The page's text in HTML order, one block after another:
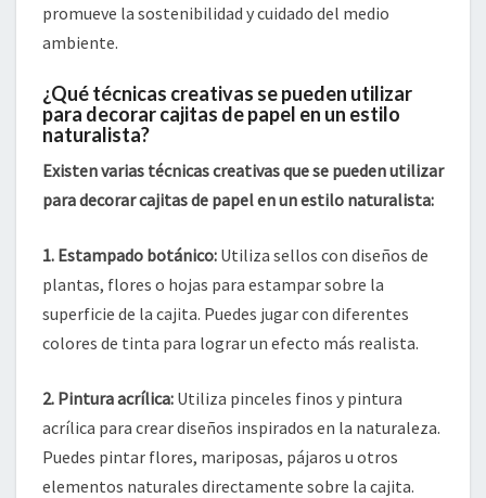
promueve la sostenibilidad y cuidado del medio
ambiente.
¿Qué técnicas creativas se pueden utilizar
para decorar cajitas de papel en un estilo
naturalista?
Existen varias técnicas creativas que se pueden utilizar
para decorar cajitas de papel en un estilo naturalista:
1. Estampado botánico: Utiliza sellos con diseños de
plantas, flores o hojas para estampar sobre la
superficie de la cajita. Puedes jugar con diferentes
colores de tinta para lograr un efecto más realista.
2. Pintura acrílica: Utiliza pinceles finos y pintura
acrílica para crear diseños inspirados en la naturaleza.
Puedes pintar flores, mariposas, pájaros u otros
elementos naturales directamente sobre la cajita.